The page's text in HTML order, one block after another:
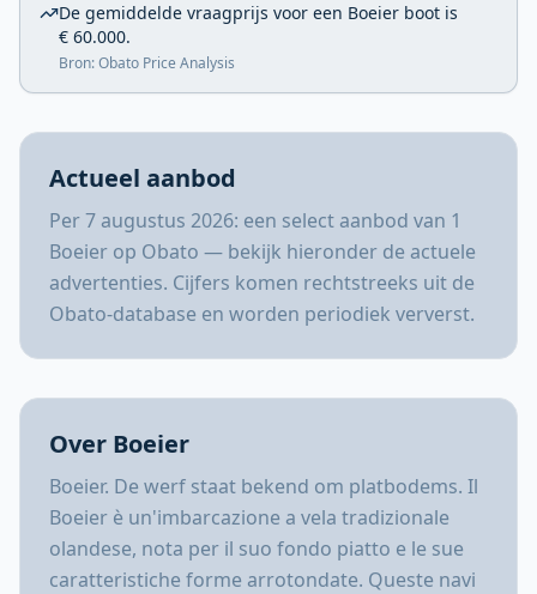
De gemiddelde vraagprijs voor een Boeier boot is
€ 60.000.
Bron: Obato Price Analysis
Actueel aanbod
Per 7 augustus 2026: een select aanbod van 1
Boeier op Obato — bekijk hieronder de actuele
advertenties. Cijfers komen rechtstreeks uit de
Obato-database en worden periodiek ververst.
Over Boeier
Boeier. De werf staat bekend om platbodems. Il
Boeier è un'imbarcazione a vela tradizionale
olandese, nota per il suo fondo piatto e le sue
caratteristiche forme arrotondate. Queste navi